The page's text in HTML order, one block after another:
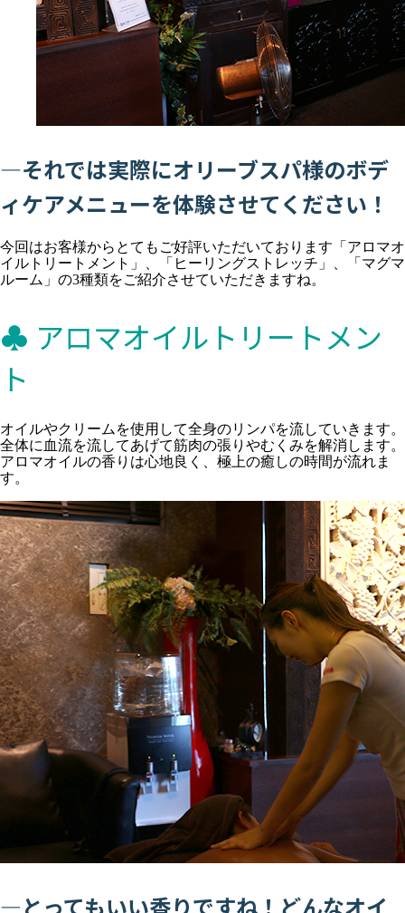
―それでは実際にオリーブスパ様のボデ
ィケアメニューを体験させてください！
今回はお客様からとてもご好評いただいております「アロマオ
イルトリートメント」、「ヒーリングストレッチ」、「マグマ
ルーム」の3種類をご紹介させていただきますね。
♣ アロマオイルトリートメン
ト
オイルやクリームを使用して全身のリンパを流していきます。
全体に血流を流してあげて筋肉の張りやむくみを解消します。
アロマオイルの香りは心地良く、極上の癒しの時間が流れま
す。
―とってもいい香りですね！どんなオイ